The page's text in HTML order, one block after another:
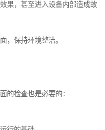
果，甚至进入设备内部造成故
，保持环境整洁。
的检查也是必要的：